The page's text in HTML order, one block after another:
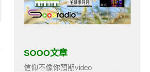
SOOO文章
信仰不像你預期video